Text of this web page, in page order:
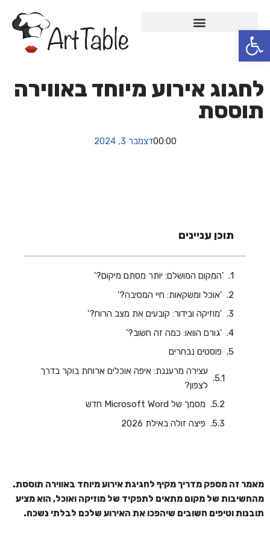
פתח סרגל נגישות
Skip
to
content
לחגוג אירוע מיוחד באווירה
תוססת
00:00דצמבר 3, 2024
תוכן עניינים
'המקום המושלם: יותר מסתם מיקום?'
'אוכל ומשקאות: חיי המסיבה?'
'מוזיקה ובידור: קובעים את מצב הרוח?'
'גורם הוואו: כמה זה חשוב?'
פוסטים נבחרים
עצירה מרעננת: איפה אוכלים ארוחת בוקר בדרך
לצפון?
‏‏מסמך של Microsoft Word חדש
פיצה זולה באילת 2026
מאמר זה מספק מדריך מקיף לחגיגת אירוע מיוחד באווירה תוססת.
מהחשיבות של מקום מתאים לתפקיד של מוזיקה ואוכל, הוא מציע
תובנות וטיפים חשובים שיהפכו את האירוע שלכם לבלתי נשכח.